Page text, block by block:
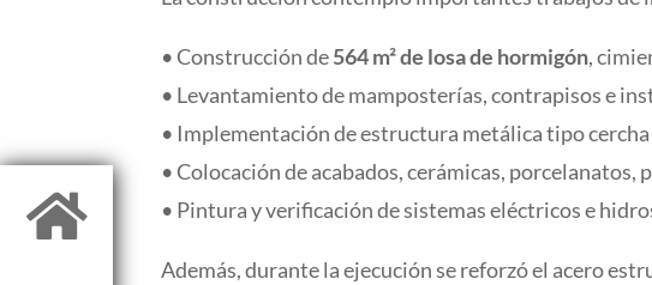

• Construcción de564 m² de losa de hormigón,
• Levantamiento de mamposterías, contrapisos e
• Implementación de estructura metálica tipo
• Colocación de acabados, cerámicas, porcelanatos,
• Pintura y verificación de sistemas eléctricos e
Además, durante la ejecución se reforzó el acero